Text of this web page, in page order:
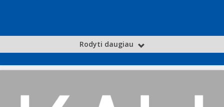
Rodyti daugiau